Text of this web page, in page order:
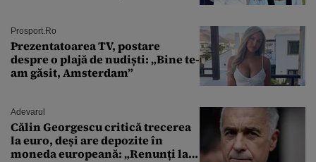
Prosport.ro
Prezentatoarea TV, postare
despre o plajă de nudiști: „Bine te-
am găsit, Amsterdam”
Adevarul
Călin Georgescu critică trecerea
la euro, deși are depozite în
moneda europeană: „Renunți la